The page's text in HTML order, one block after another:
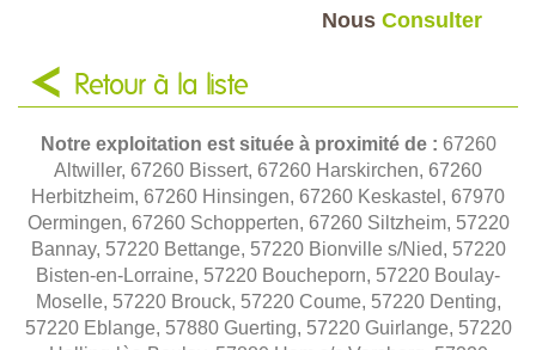
Nous Consulter
Retour à la liste
Notre exploitation est située à proximité de : 67260
Altwiller, 67260 Bissert, 67260 Harskirchen, 67260
Herbitzheim, 67260 Hinsingen, 67260 Keskastel, 67970
Oermingen, 67260 Schopperten, 67260 Siltzheim, 57220
Bannay, 57220 Bettange, 57220 Bionville s/Nied, 57220
Bisten-en-Lorraine, 57220 Boucheporn, 57220 Boulay-
Moselle, 57220 Brouck, 57220 Coume, 57220 Denting,
57220 Eblange, 57880 Guerting, 57220 Guirlange, 57220